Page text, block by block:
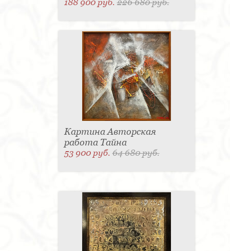
188 900 руб.226 680 руб.
Картина Авторская
работа Тайна
53 900 руб.64 680 руб.